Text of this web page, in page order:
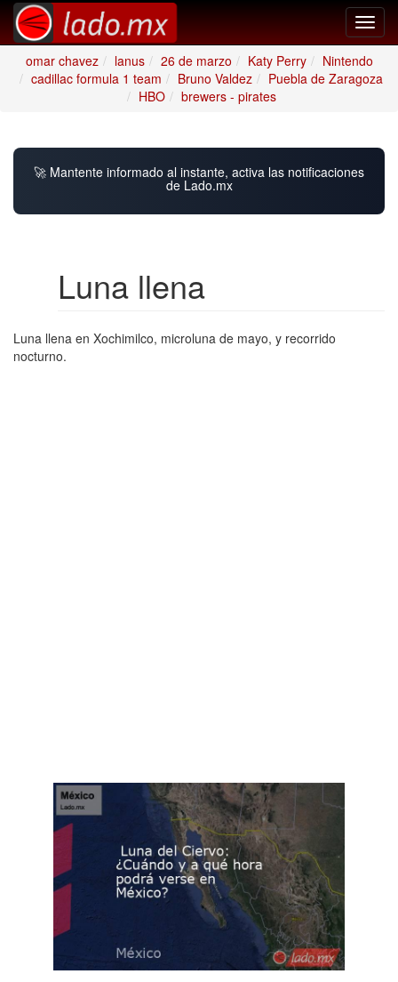
omar chavez
lanus 26 de marzo Katy Perry
Nintendo
cadillac formula 1 team
Bruno Valdez
Puebla de Zaragoza
HBO
brewers - pirates
🚀 Mantente informado al instante, activa las notificaciones
de Lado.mx
Luna llena
Luna llena en Xochimilco, microluna de mayo, y recorrido
nocturno.